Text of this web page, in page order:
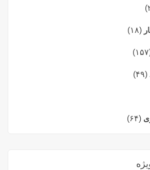
(۱۸)
(۴۹)
(۶۴)